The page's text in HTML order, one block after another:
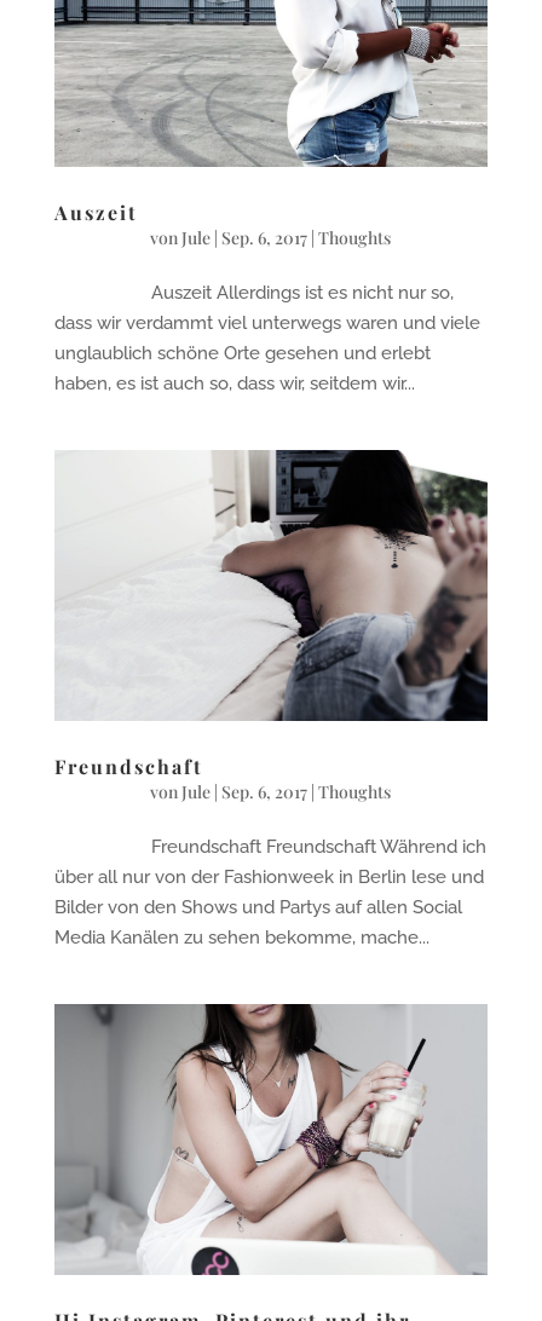
Auszeit
vonJule | Sep. 6, 2017 |Thoughts
Auszeit Allerdings ist es nicht nur so,
dass wir verdammt viel unterwegs waren und viele
unglaublich schöne Orte gesehen und erlebt
haben, es ist auch so, dass wir, seitdem wir...
Freundschaft
vonJule | Sep. 6, 2017 |Thoughts
Freundschaft Freundschaft Während ich
über all nur von der Fashionweek in Berlin lese und
Bilder von den Shows und Partys auf allen Social
Media Kanälen zu sehen bekomme, mache...